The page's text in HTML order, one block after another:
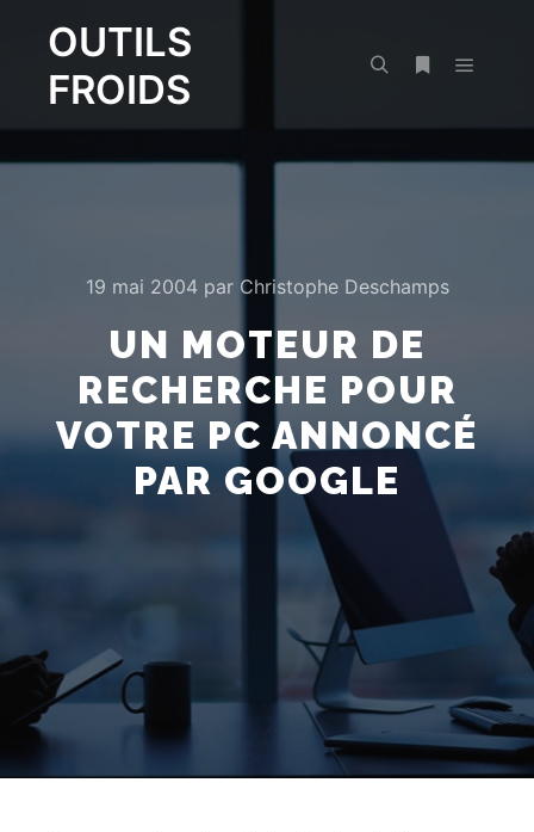
OUTILS
FROIDS
19 mai 2004par Christophe Deschamps
UN MOTEUR DE
RECHERCHE POUR
VOTRE PC ANNONCÉ
PAR GOOGLE